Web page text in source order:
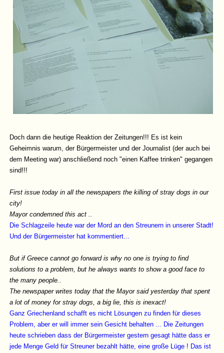
Doch dann die heutige Reaktion der Zeitungen!!! Es ist kein
Geheimnis warum, der Bürgermeister und der Journalist (der auch bei
dem Meeting war) anschließend noch "einen Kaffee trinken" gegangen
sind!!!
First issue today in all the newspapers the killing of stray dogs in our
city!
Mayor condemned this act ..
Die Schlagzeile heute war der Mord an den Streunern in unserer Stadt!
Und der Bürgermeister hat kommentiert...
But if Greece cannot go forward is why no one is trying to find
solutions to a problem, but he always wants to show a good face to
the many people..
The newspaper writes today that the Mayor said yesterday that spent
a lot of money for stray dogs, a big lie, this is inexact!
Ganz Griechenland schafft es nicht Lösungen zu finden für dieses
Problem, aber er will immer sein Gesicht behalten ... Die Zeitungen
heute schrieben dass der Bürgermeister gestern gesagt hätte dass er
jede Menge Geld für Streuner bezahlt hätte, eine große Lüge ! Das ist